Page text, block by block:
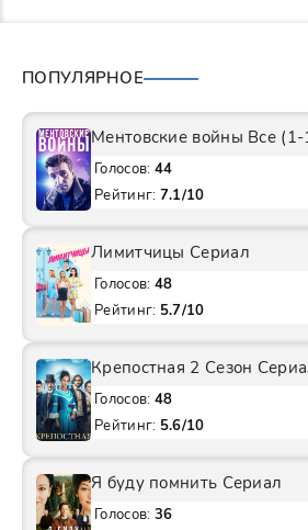
ПОПУЛЯРНОЕ
Голосов: 44
Рейтинг: 7.1/10
Лимитчицы Сериал
Голосов: 48
Рейтинг: 5.7/10
Крепостная 2 Сезон
Голосов: 48
Рейтинг: 5.6/10
Я буду помнить Сериал
Голосов: 36